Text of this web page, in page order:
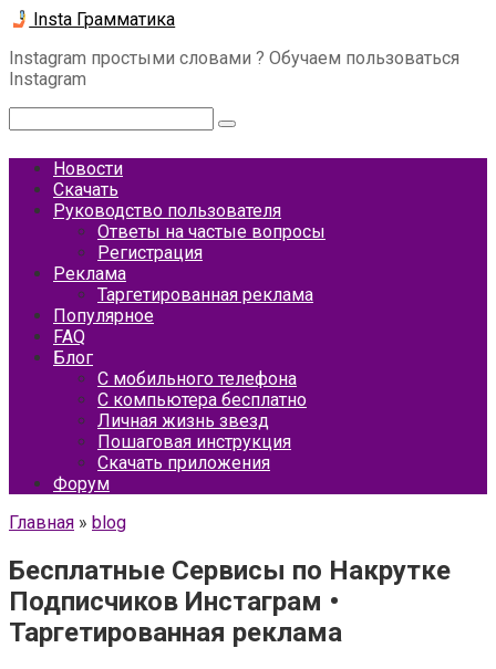
Перейти
контенту
Insta Грамматика
Instagram простыми словами ? Обучаем пользоваться
Instagram
Новости
Скачать
Руководство пользователя
Ответы на частые вопросы
Регистрация
Реклама
Таргетированная реклама
Популярное
FAQ
Блог
С мобильного телефона
С компьютера бесплатно
Личная жизнь звезд
Пошаговая инструкция
Скачать приложения
Форум
Главная » blog
Бесплатные Сервисы по Накрутке
Подписчиков Инстаграм •
Таргетированная реклама